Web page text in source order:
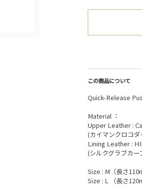
この商品について
Quick-Release
Material ：
Upper Leather :
(カイマンクロコダ
Lining Leather :
(シルクグラブカー
Size : M（長さ
Size : L （長さ